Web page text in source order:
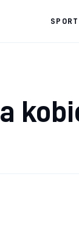
SPORT